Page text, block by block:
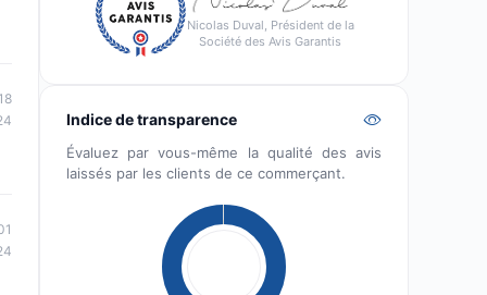
Nicolas Duval, Président de la
Société des Avis Garantis
Indice de transparence
Évaluez par vous-même la qualité des avis
laissés par les clients de ce commerçant.